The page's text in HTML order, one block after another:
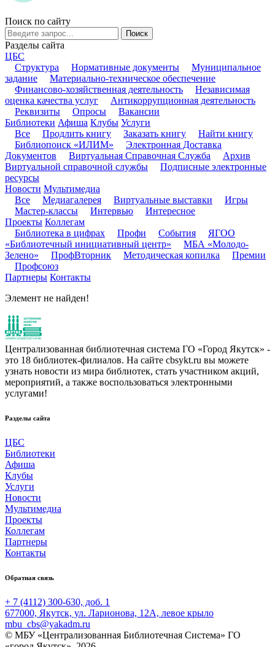
Поиск по сайту
Поиск
Разделы сайта
ЦБС
Структура
Нормативные документы
Муниципальное
задание
Материально-техническое обеспечение
Финансово-хозяйственная деятельность
Независимая
оценка качества услуг
Антикоррупционная деятельность
Реквизиты
Опросы
Вакансии
Библиотеки Афиша Клубы Услуги
Все
Продлить книгу Заказать книгу
Найти книгу
Библиопоиск «ИЛИМ»
Электронная Доставка
Документов
Виртуальная Справочная Служба
Архив
Виртуальной справочной службы
Подписные электронные
ресурсы
Новости Мультимедиа
Все
Медиагалерея Виртуальные выставки
Игры
Мастер-классы
Интервью
Интересное
Проекты Коллегам
Библиотека в цифрах
Профи События
ЯГОО
«Библиотечный инициативный центр»
МБА «Молодо-
Зелено»
ПрофВторник Методическая копилка
Премии
Профсоюз
Партнеры Контакты
Элемент не найден!
Централизованная библиотечная система ГО «Город Якутск» -
это 18 библиотек-филиалов. На сайте cbsykt.ru вы можете
узнать новости из мира библиотек, стать участником акций,
мероприятий, а также воспользоваться электронными
услугами!
Разделы сайта
ЦБС
Библиотеки
Афиша
Клубы
Услуги
Новости
Мультимедиа
Проекты
Коллегам
Партнеры
Контакты
Обратная связь
+ 7 (4112) 300-630, доб. 1
677000, Якутск, ул. Ларионова, 12А, левое крыло
mbu_cbs@yakadm.ru
© МБУ «Централизованная Библиотечная Система» ГО